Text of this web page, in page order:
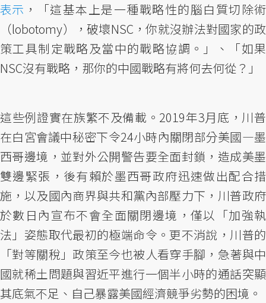
表示 ，「這基本上是一種戰略性的腦白質切除術
（lobotomy），破壞NSC，你就沒辦法對國家的政
策工具制定戰略及當中的戰略協調。」、「如果
NSC沒有戰略，那你的中國戰略有將何去何從？」
這些例證實在族繁不及備載。2019年3月底，川普
在白宮會議中秘密下令24小時內關閉部分美國—墨
西哥邊境，並對外公開警告要全面封鎖，造成美墨
雙邊緊張，後有賴於墨西哥政府迅速做出配合措
施，以及國內商界與共和黨內部壓力下，川普政府
於數日內宣布不會全面關閉邊境，僅以「加強執
法」姿態取代最初的極端命令。更不消說，川普的
「對等關稅」政策至今也被人看穿手腳，急著與中
國就稀土問題與習近平進行一個半小時的通話突顯
其底氣不足、自己暴露美國經濟競爭劣勢的困境。